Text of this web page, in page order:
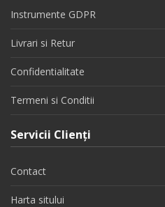
Instrumente GDPR
Livrari si Retur
Confidentialitate
Termeni si Conditii
Servicii Clienţi
Contact
Harta sitului